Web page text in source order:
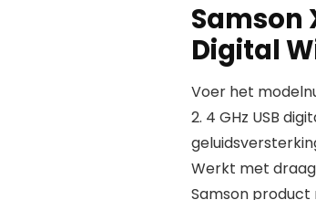
Samson
Digital
Voer het
2. 4 GHz USB
Werkt met
Samson product